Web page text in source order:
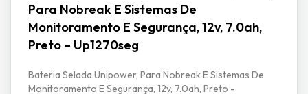
Para Nobreak E Sistemas De
Monitoramento E Segurança, 12v, 7.0ah,
Preto – Up1270seg
Bateria Selada Unipower, Para Nobreak E Sistemas De
Monitoramento E Segurança, 12v, 7.0ah, Preto -